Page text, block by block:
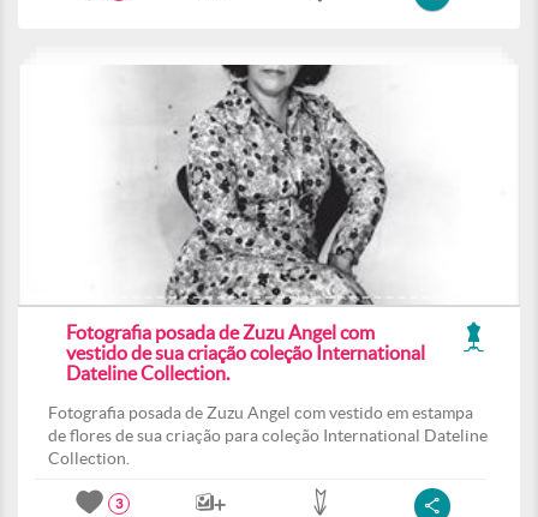
Fotografia posada de Zuzu Angel com
vestido de sua criação coleção International
Dateline Collection.
Fotografia posada de Zuzu Angel com vestido em estampa
de flores de sua criação para coleção International Dateline
Collection.
3